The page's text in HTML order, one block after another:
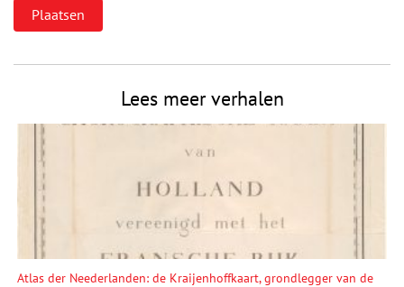
Lees meer verhalen
Atlas der Neederlanden: de Kraijenhoffkaart, grondlegger van de